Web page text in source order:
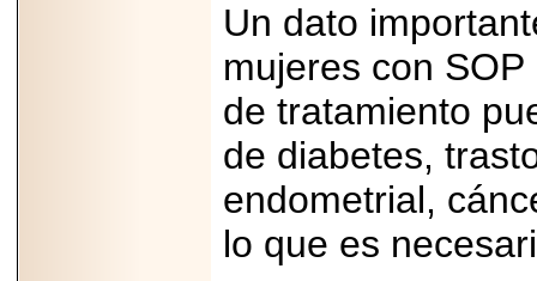
Un dato
mujeres con
de tratamiento
de diabetes,
endometrial,
lo que es